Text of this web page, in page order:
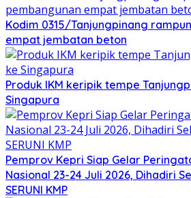
Kodim 0315/Tanjungpinang
empat jembatan beton
Produk IKM keripik tempe
Singapura
Pemprov Kepri Siap Gelar
Nasional 23-24 Juli 2026, Dihadiri
SERUNI KMP